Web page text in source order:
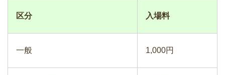
区分 入場料
一般 1,000円